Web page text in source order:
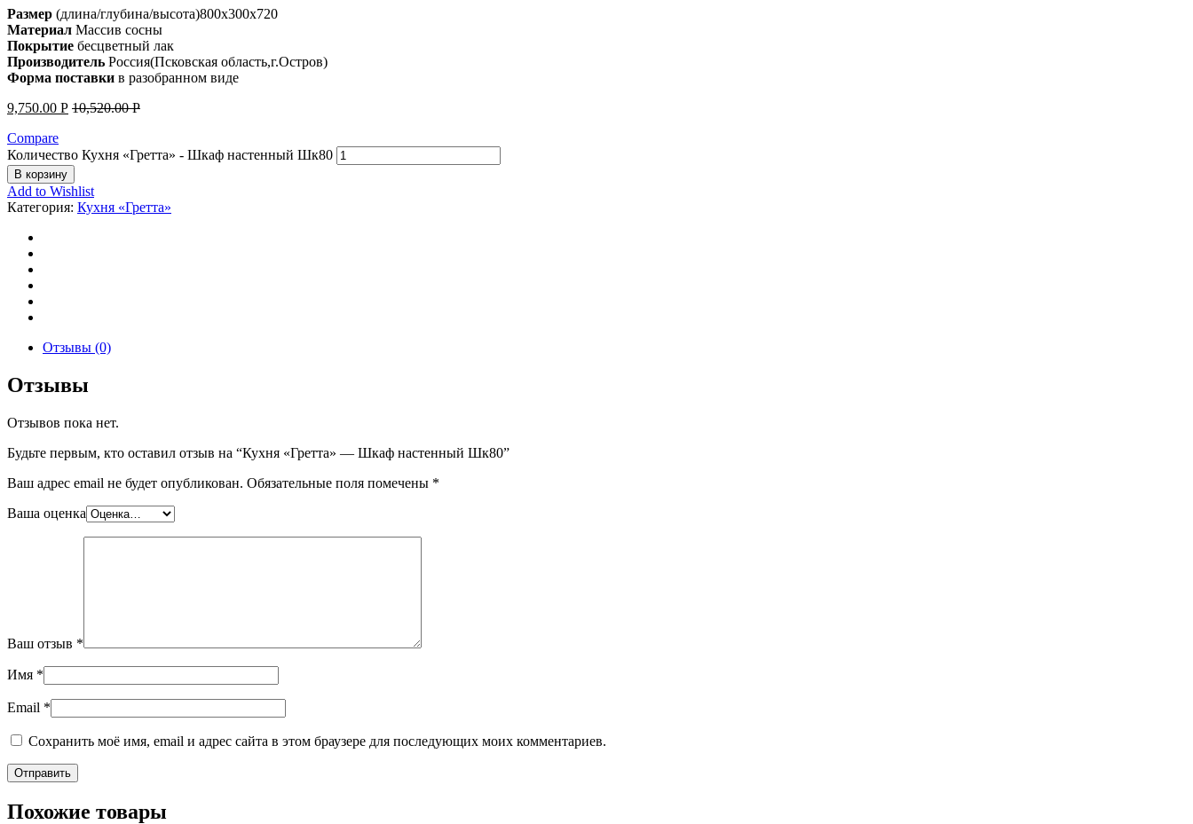
Размер (длина/глубина/высота)800х300х720
Материал Массив сосны
Покрытие бесцветный лак
Производитель Россия(Псковская область,г.Остров)
Форма поставки в разобранном виде
9,750.00 Р 10,520.00Р
Compare
Количество Кухня «Гретта» - Шкаф настенный Шк80
В корзину
Add to Wishlist
Категория: Кухня «Гретта»
Отзывы (0)
Отзывы
Отзывов пока нет.
Будьте первым, кто оставил отзыв на “Кухня «Гретта» — Шкаф настенный Шк80”
Ваш адрес email не будет опубликован. Обязательные поля помечены *
Ваша оценка
Ваш отзыв *
Имя *
Email *
Сохранить моё имя, email и адрес сайта в этом браузере для последующих моих комментариев.
Похожие товары